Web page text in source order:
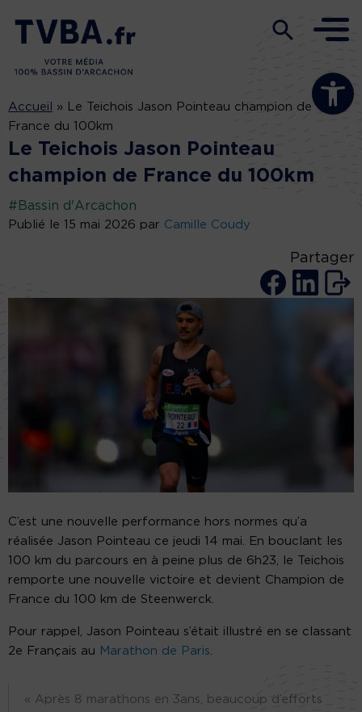
Ouvrir la
Accueil »
Le Teichois Jason Pointeau champion de
France du 100km
Le Teichois Jason Pointeau
champion de France du 100km
#Bassin d'Arcachon
Publié le 15 mai 2026 par Camille Coudy
Partager
C’est une nouvelle performance hors normes qu’a
réalisée Jason Pointeau ce jeudi 14 mai. En bouclant les
100 km du parcours en à peine plus de 6h23, le Teichois
remporte une nouvelle victoire et devient Champion de
France du 100 km de Steenwerck.
Pour rappel, Jason Pointeau s’était illustré en se classant
2e Français au Marathon de Paris.
« Après 8 marathons en 3ans, beaucoup d’efforts